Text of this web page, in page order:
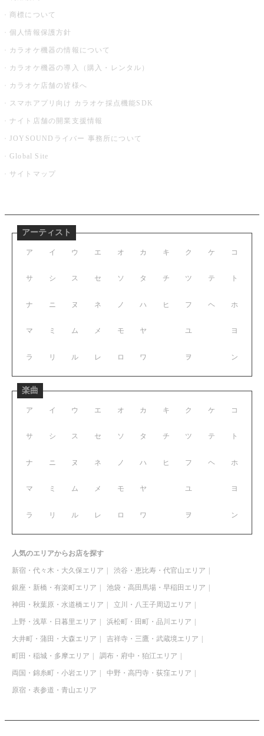
商標について
個人情報保護方針
カラオケ機器の情報について
カラオケ機器の導入（購入・レンタル）
カラオケ店舗の皆様へ
スマホアプリ向け カラオケ採点機能SDK
ナイト店舗の開業支援情報
JOYSOUNDライバー 事務所について
Global Site
サイトマップ
アーティスト
ア イ ウ エ オ
サ シ ス セ ソ
ナ ニ ヌ ネ ノ
マ ミ ム メ モ
ラ リ ル レ ロ
カ キ ク ケ コ
タ チ ツ テ ト
ハ ヒ フ ヘ ホ
ヤ ユ ヨ
ワ ヲ ン
楽曲
ア イ ウ エ オ
サ シ ス セ ソ
ナ ニ ヌ ネ ノ
マ ミ ム メ モ
ラ リ ル レ ロ
カ キ ク ケ コ
タ チ ツ テ ト
ハ ヒ フ ヘ ホ
ヤ ユ ヨ
ワ ヲ ン
人気のエリアからお店を探す
新宿・代々木・大久保エリア 渋谷・恵比寿・代官山エリア
銀座・新橋・有楽町エリア 池袋・高田馬場・早稲田エリア
神田・秋葉原・水道橋エリア 立川・八王子周辺エリア
上野・浅草・日暮里エリア 浜松町・田町・品川エリア
大井町・蒲田・大森エリア 吉祥寺・三鷹・武蔵境エリア
町田・稲城・多摩エリア 調布・府中・狛江エリア
両国・錦糸町・小岩エリア 中野・高円寺・荻窪エリア
原宿・表参道・青山エリア